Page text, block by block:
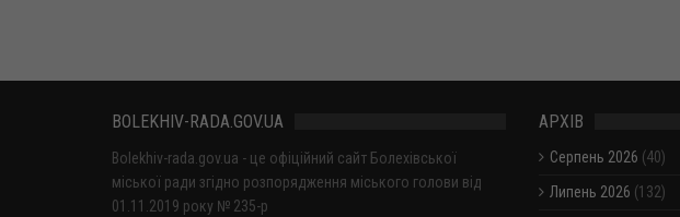
BOLEKHIV-RADA.GOV.UA
Bolekhiv-rada.gov.ua - це офіційний сайт Болехівської
міської ради згідно розпорядження міського голови від
01.11.2019 року № 235-р
АРХІВ
Серпень 2026 (40)
Липень 2026 (132)